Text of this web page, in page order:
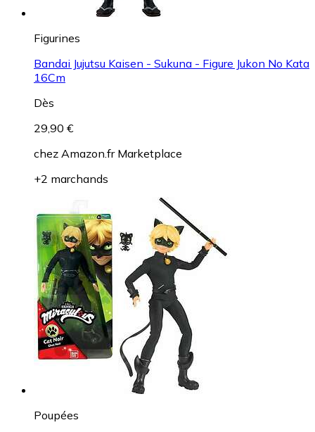
Figurines
Bandai Jujutsu Kaisen - Sukuna - Figure Jukon No Kata
16Cm
Dès
29,90 €
chez Amazon.fr Marketplace
+2 marchands
Poupées